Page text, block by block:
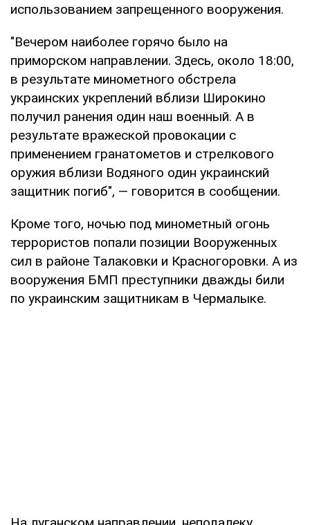
использованием запрещенного вооружения.
"Вечером наиболее горячо было на
приморском направлении. Здесь, около 18:00,
в результате минометного обстрела
украинских укреплений вблизи Широкино
получил ранения один наш военный. А в
результате вражеской провокации с
применением гранатометов и стрелкового
оружия вблизи Водяного один украинский
защитник погиб", — говорится в сообщении.
Кроме того, ночью под минометный огонь
террористов попали позиции Вооруженных
сил в районе Талаковки и Красногоровки. А из
вооружения БМП преступники дважды били
по украинским защитникам в Чермалыке.